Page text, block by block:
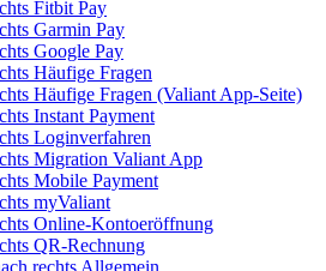
Fitbit Pay
Garmin Pay
Google Pay
Häufige Fragen
Häufige Fragen (Valiant App-Seite)
Instant Payment
Loginverfahren
Migration Valiant App
Mobile Payment
myValiant
Online-Kontoeröffnung
QR-Rechnung
Allgemein